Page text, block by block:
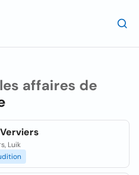
affaires de
Luik